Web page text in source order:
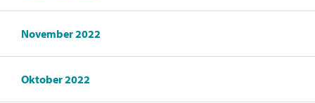
November 2022
Oktober 2022